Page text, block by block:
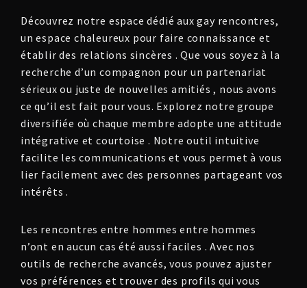
Découvrez notre espace dédié aux gay rencontres,
un espace chaleureux pour faire connaissance et
établir des relations sincères . Que vous soyez à la
recherche d’un compagnon pour un partenariat
sérieux ou juste de nouvelles amitiés , nous avons
ce qu’il est fait pour vous. Explorez notre groupe
diversifiée où chaque membre adopte une attitude
intégrative et courtoise . Notre outil intuitive
facilite les communications et vous permet à vous
lier facilement avec des personnes partageant vos
intérêts .
Les rencontres entre hommes entre hommes
n’ont en aucun cas été aussi faciles . Avec nos
outils de recherche avancés, vous pouvez ajuster
vos préférences et trouver des profils qui vous